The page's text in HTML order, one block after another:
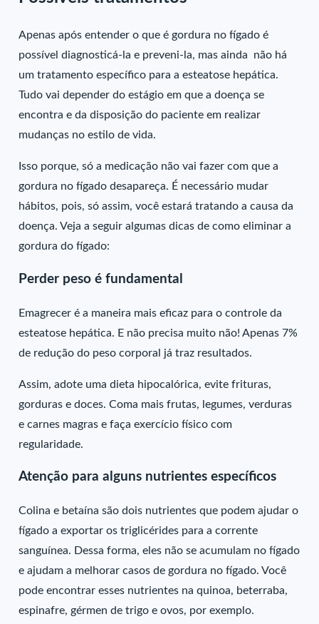
Apenas após entender o que é gordura no fígado é
possível diagnosticá-la e preveni-la, mas ainda não há
um tratamento específico para a esteatose hepática.
Tudo vai depender do estágio em que a doença se
encontra e da disposição do paciente em realizar
mudanças no estilo de vida.
Isso porque, só a medicação não vai fazer com que a
gordura no fígado desapareça. É necessário mudar
hábitos, pois, só assim, você estará tratando a causa da
doença. Veja a seguir algumas dicas de como eliminar a
gordura do fígado:
Perder peso é fundamental
Emagrecer é a maneira mais eficaz para o controle da
esteatose hepática. E não precisa muito não! Apenas 7%
de redução do peso corporal já traz resultados.
Assim, adote uma dieta hipocalórica, evite frituras,
gorduras e doces. Coma mais frutas, legumes, verduras
e carnes magras e faça exercício físico com
regularidade.
Atenção para alguns nutrientes específicos
Colina e betaína são dois nutrientes que podem ajudar o
fígado a exportar os triglicérides para a corrente
sanguínea. Dessa forma, eles não se acumulam no fígado
e ajudam a melhorar casos de gordura no fígado. Você
pode encontrar esses nutrientes na quinoa, beterraba,
espinafre, gérmen de trigo e ovos, por exemplo.